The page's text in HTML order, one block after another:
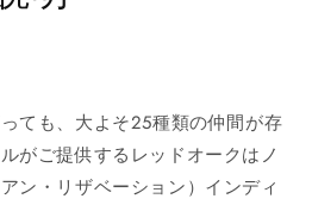
ても、大よそ25種類の仲間が存
がご提供するレッドオークはノ
ン・リザベーション）インディ